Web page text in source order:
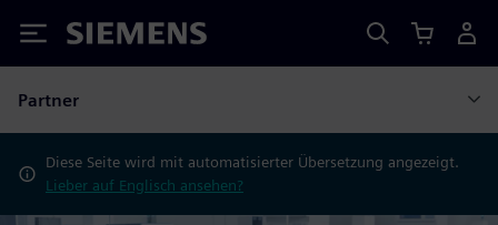
Siemens
Partner
Diese Seite wird mit automatisierter Übersetzung angezeigt.
Lieber auf Englisch ansehen?